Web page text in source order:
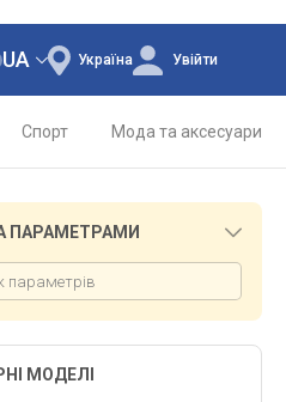
Україна
UA Увійти
Спорт Мода та аксесуари
ПАРАМЕТРАМИ
МОДЕЛІ